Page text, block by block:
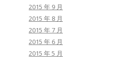
2015 年 9 月
2015 年 8 月
2015 年 7 月
2015 年 6 月
2015 年 5 月